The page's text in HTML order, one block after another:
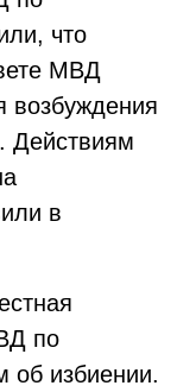
что
МВД
возбуждения
Действиям
в
по
об избиении.